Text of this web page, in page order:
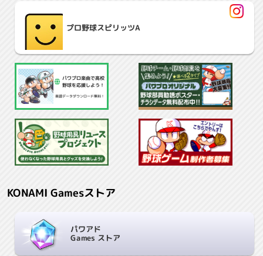
プロ野球スピリッツA
パワプロ楽曲で高校
野球を応援しよう！
楽譜データダウンロード無料！
KONAMI Gamesストア
パワアド
Games ストア